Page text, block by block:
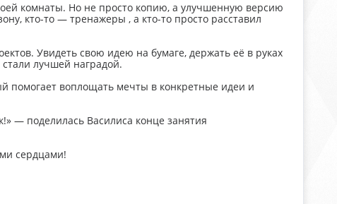
комнаты. Но не просто копию, а улучшенную версию
кто-то — тренажеры , а кто-то просто расставил
Увидеть свою идею на бумаге, держать её в руках
стали лучшей наградой.
помогает воплощать мечты в конкретные идеи и
— поделилась Василиса конце занятия
сердцами!